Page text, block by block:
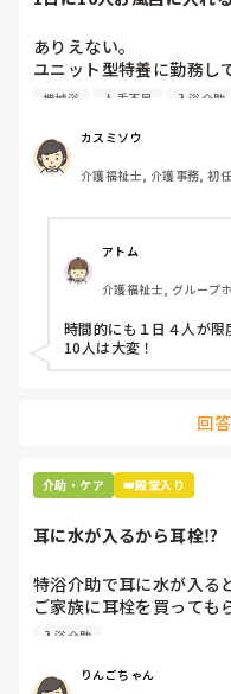
ありえない。
ユニット型特養に勤務し
人手不足で入浴のない日
午前中に5人、午後から1
いとのことです。
ここはほぼ全員寝たき
機械浴 人手不足 入浴介助
カスミソウ
介護福祉士, 介護事務, 初
アトム
介護福祉士, グループ
時間的にも１日４人が限
10人は大変！
回
介助・ケア 👑殿堂入り
耳に水が入るから耳栓⁉︎
特浴介助で耳に水が入る
ご家族に耳栓を買っても
どう思われますか？
思ったのですがパートな
入浴介助
りんごちゃん